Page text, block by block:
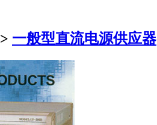
> 一般型直流电源供应器